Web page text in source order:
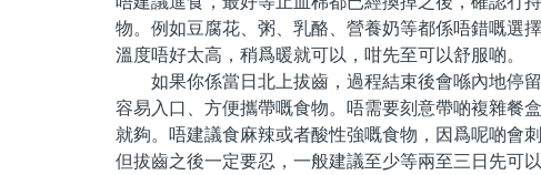
物。例如豆腐花、粥、乳酪、營養奶等都係唔錯嘅選
溫度唔好太高，稍爲暖就可以，咁先至可以舒服啲。
如果你係當日北上拔齒，過程結束後會喺內地停留
容易入口、方便攜帶嘅食物。唔需要刻意帶啲複雜餐
就夠。唔建議食麻辣或者酸性強嘅食物，因爲呢啲會
但拔齒之後一定要忍，一般建議至少等兩至三日先可